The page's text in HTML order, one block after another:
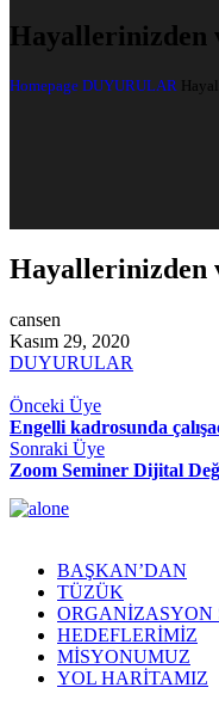
Hayallerinizden
Homepage DUYURULAR
Hayallerinizden
cansen
Kasım 29, 2020
DUYURULAR
Önceki Üye
Engelli kadrosunda
Sonraki Üye
Zoom Seminer Dijital
BAŞKAN’DAN
TÜZÜK
ORGANİZASYON
HEDEFLERİMİZ
MİSYONUMUZ
YOL HARİTAMIZ